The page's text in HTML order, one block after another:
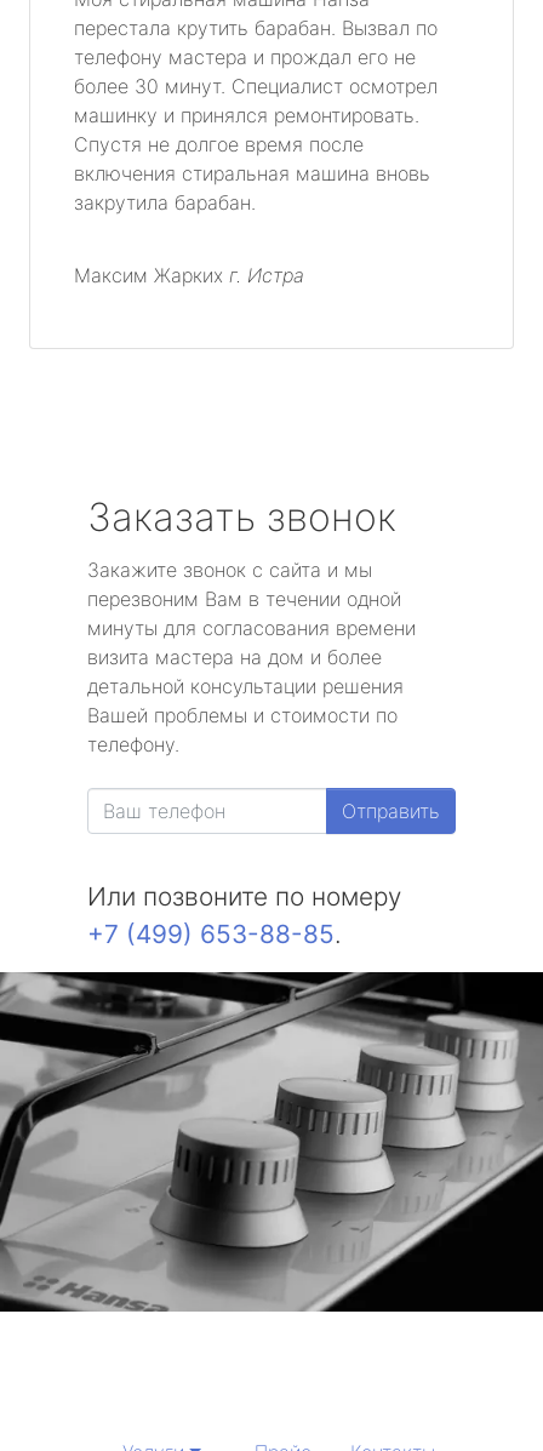
перестала крутить барабан. Вызвал по
телефону мастера и прождал его не
более 30 минут. Специалист осмотрел
машинку и принялся ремонтировать.
Спустя не долгое время после
включения стиральная машина вновь
закрутила барабан.
Максим Жарких г. Истра
Заказать звонок
Закажите звонок с сайта и мы
перезвоним Вам в течении одной
минуты для согласования времени
визита мастера на дом и более
детальной консультации решения
Вашей проблемы и стоимости по
телефону.
Отправить
Или позвоните по номеру
+7 (499) 653-88-85.